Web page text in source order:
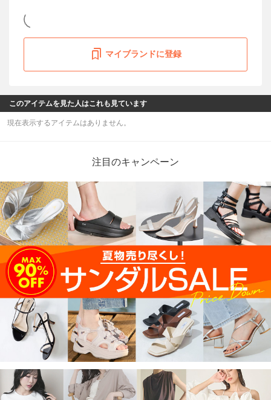
マイブランドに登録
このアイテムを見た人はこれも見ています
現在表示するアイテムはありません。
注目のキャンペーン